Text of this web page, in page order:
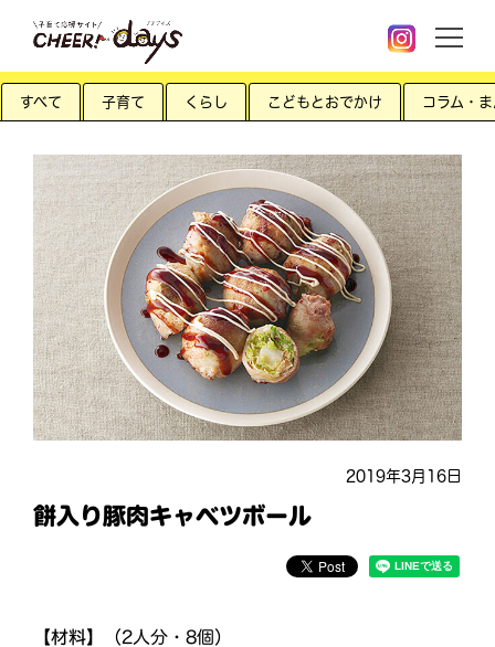
すべて 子育て くらし こどもとおでかけ コラム・
2019年3月16日
餅入り豚肉キャベツボール
【材料】 （2人分・8個）